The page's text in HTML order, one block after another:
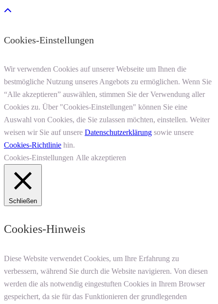
Cookies-Einstellungen
Wir verwenden Cookies auf unserer Webseite um Ihnen die
bestmögliche Nutzung unseres Angebots zu ermöglichen. Wenn Sie
“Alle akzeptieren” auswählen, stimmen Sie der Verwendung aller
Cookies zu. Über "Cookies-Einstellungen" können Sie eine
Auswahl von Cookies, die Sie zulassen möchten, einstellen. Weiter
weisen wir Sie auf unsere Datenschutzerklärung sowie unsere
Cookies-Richtlinie hin.
Cookies-Einstellungen Alle akzeptieren
Schließen
Cookies-Hinweis
Diese Website verwendet Cookies, um Ihre Erfahrung zu
verbessern, während Sie durch die Website navigieren. Von diesen
werden die als notwendig eingestuften Cookies in Ihrem Browser
gespeichert, da sie für das Funktionieren der grundlegenden